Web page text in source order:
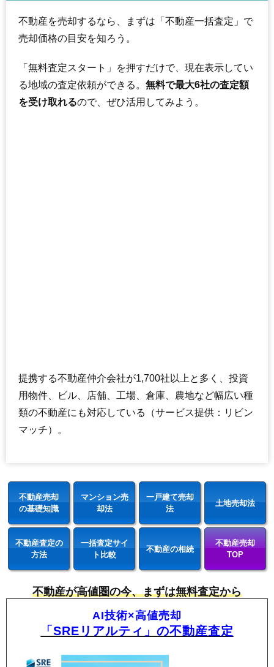
不動産を売却するなら、まずは「不動産一括査定」で
売却価格の目安を知ろう。
「無料査定スタート」を押すだけで、現在表示してい
る地域の査定依頼ができる。 無料で最大6社の査定額
を受け取れるので、ぜひ活用してみよう。
提携する不動産仲介会社が1,700社以上と多く、投資
用物件、ビル、店舗、工場、倉庫、農地など幅広い種
類の不動産にも対応している（サービス提供：リビン
マッチ）。
不動産売却
の基礎知識
マンション売
却法
一戸建て売却
法
土地売却法
不動産査定の
方法
一括査定サイ
ト比較
不動産の相続
不動産売却
TOP
不動産が高値圏の今、まずは無料査定から
AI技術×高値売却
「SREリアルティ」の不動産査定